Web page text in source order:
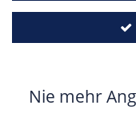
Nie mehr